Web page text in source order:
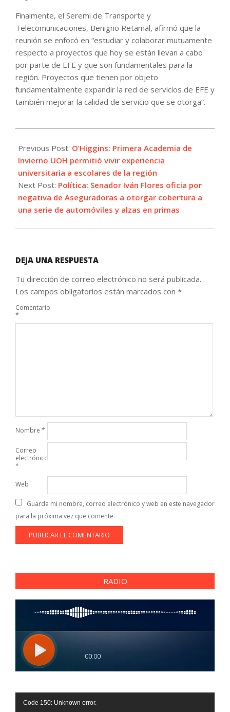
Finalmente, el Seremi de Transporte y
Telecomunicaciones, Benigno Retamal, afirmó que la
reunión se enfocó en “estudiar y colaborar mutuamente
respecto a proyectos que hoy se están llevan a cabo
por parte de EFE y que son fundamentales para la
región. Proyectos que tienen por objeto
fundamentalmente expandir la red de servicios de EFE y
también mejorar la calidad de servicio que se otorga”.
07-
26
Previous Post: O’Higgins: Primera Academia de
Invierno UOH permitió vivir experiencia
universitaria a escolares de la región
Next Post: Política: Senador Iván Flores oficia por
negativa de Aseguradoras a otorgar cobertura a
una serie de automóviles y alzas en primas
DEJA UNA RESPUESTA
Tu dirección de correo electrónico no será publicada.
Los campos obligatorios están marcados con *
Comentario
*
Nombre *
Correo
electrónico
*
Web
Guarda mi nombre, correo electrónico y web en este navegador
para la próxima vez que comente.
RADIO
Reproductor
Code 150: Unknown error.